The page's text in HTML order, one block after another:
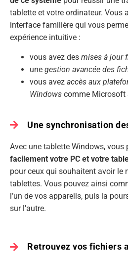
tablette et votre ordinateur. Vous
interface familière qui vous
expérience intuitive :
vous avez des mises à jour
une gestion avancée des
vous avez accès aux
Windows comme Microsoft
Une synchronisation
Avec une tablette Windows, vous
facilement votre PC et votre
pour ceux qui souhaitent avoir le
tablettes. Vous pouvez ainsi
l’un de vos appareils, puis la
sur l’autre.
Retrouvez vos fichiers